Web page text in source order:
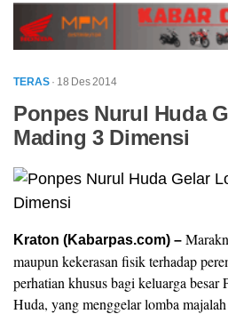
TERAS · 18 Des 2014
Ponpes Nurul Huda
Mading 3 Dimensi
Kraton (Kabarpas.com) –
maupun kekerasan fisik terhadap
perhatian khusus bagi keluarga besar
Huda, yang menggelar lomba